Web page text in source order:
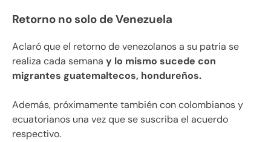
Retorno no solo de Venezuela
Aclaró que el retorno de venezolanos a su patria se
realiza cada semana y lo mismo sucede con
migrantes guatemaltecos, hondureños.
Además, próximamente también con colombianos y
ecuatorianos una vez que se suscriba el acuerdo
respectivo.